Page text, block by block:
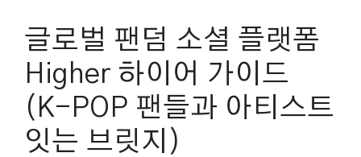
글로벌 팬덤 소셜 플랫폼
Higher 하이어 가이드
(K-POP 팬들과 아티스트
잇는 브릿지)